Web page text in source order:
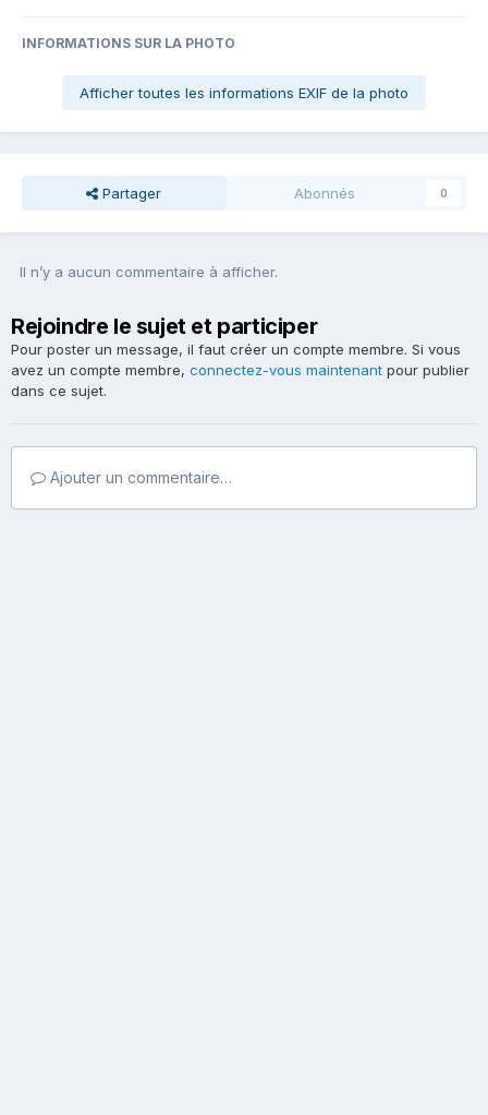
INFORMATIONS SUR LA PHOTO
Afficher toutes les informations EXIF de la photo
Partager Abonnés 0
Il n’y a aucun commentaire à afficher.
Rejoindre le sujet et participer
Pour poster un message, il faut créer un compte membre. Si vous
avez un compte membre, connectez-vous maintenant pour publier
dans ce sujet.
Ajouter un commentaire…